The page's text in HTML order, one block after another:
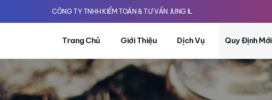
CÔNG TY TNHH KIỂM TOÁN & TƯ VẤN JUNG IL
Trang Chủ Giới Thiệu Dịch Vụ Quy Định Mới